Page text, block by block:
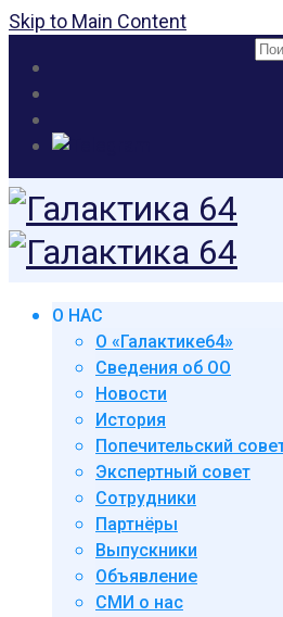
Skip to Main Content
О НАС
О «Галактике64»
Сведения об ОО
Новости
История
Попечительский
Экспертный совет
Сотрудники
Партнёры
Выпускники
Объявление
СМИ о нас